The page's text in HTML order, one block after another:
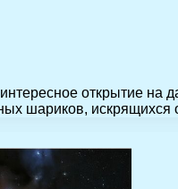
открытие на
шариков,